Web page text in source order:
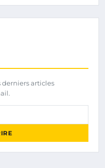
derniers articles